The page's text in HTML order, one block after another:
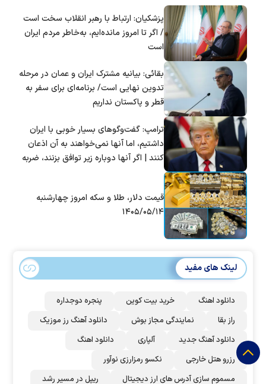
پزشکیان: ارتباط با رهبر انقلاب سخت است
/ اگر تا امروز مانده‌ایم، به‌خاطر مردم ایران
است
بقائی: بیانیه مشترک ایران و عمان در مرحله
تدوین نهایی است/ برنامه‌ای برای سفر به
قطر و پاکستان نداریم
ترامپ: گفت‌و‌گو‌های بسیار خوبی با ایران
داشتیم، اما آنها نمی‌خواهند به آن اذعان
کنند | اگر آنها دوباره زیر توافق بزنند، ضربه
قیمت دلار، طلا و سکه امروز چهارشنبه
۱۴۰۵/۰۵/۱۴
لینک های مفید
دانلود اهنگ خرید بیت کوین
پنجره دوجداره
راز بقا
نمایندگی مجاز بوش
دانلود آهنگ رز‌ موزیک
دانلود آهنگ جدید
آلپاری
دانلود اهنگ
رزرو هتل خارجی
نکسو رمزارزی نوآور
مسموم سازی آدرس های ارز دیجیتال
ریپل در مسیر رشد